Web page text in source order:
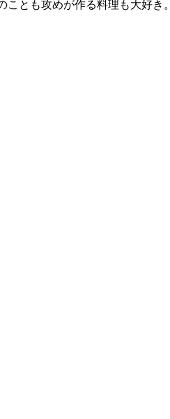
とも攻めが作る料理も大好き。